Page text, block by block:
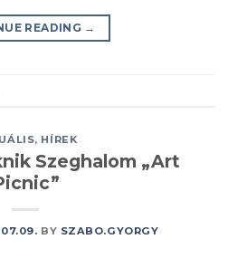
READING →
, HÍREK
Szeghalom „Art
BY SZABO.GYORGY